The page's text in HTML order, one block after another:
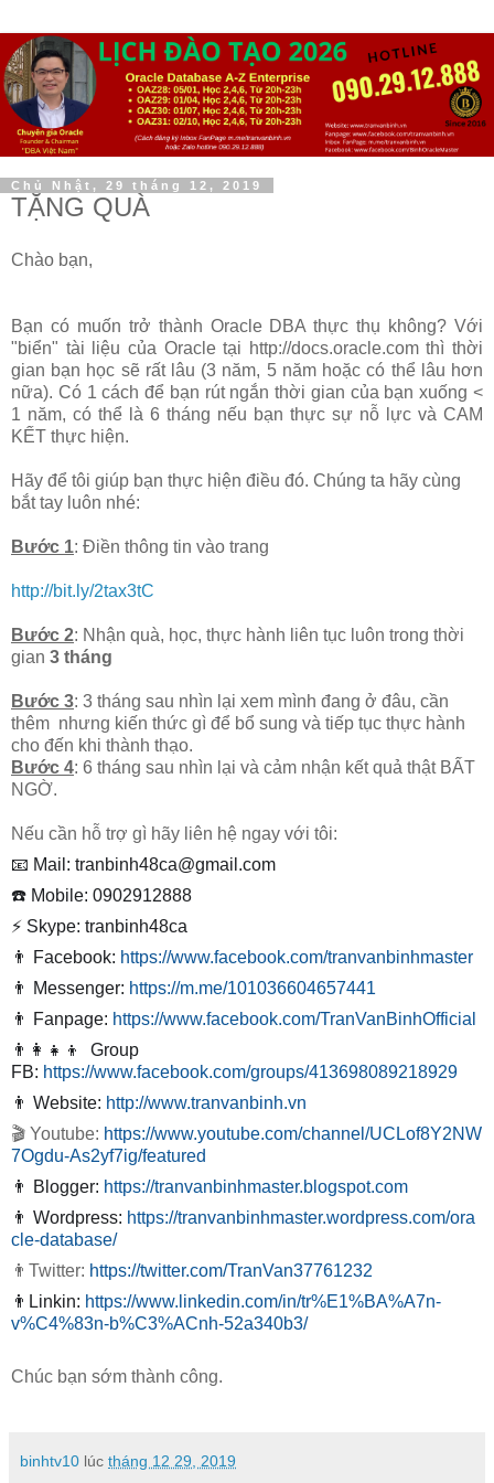
Chủ Nhật, 29 tháng 12, 2019
TẶNG QUÀ
Chào bạn,
Bạn có muốn trở thành Oracle DBA thực thụ không? Với
"biển" tài liệu của Oracle tại http://docs.oracle.com thì thời
gian bạn học sẽ rất lâu (3 năm, 5 năm hoặc có thể lâu hơn
nữa). Có 1 cách để bạn rút ngắn thời gian của bạn xuống <
1 năm, có thể là 6 tháng nếu bạn thực sự nỗ lực và CAM
KẾT thực hiện.
Hãy để tôi giúp bạn thực hiện điều đó. Chúng ta hãy cùng
bắt tay luôn nhé:
Bước 1: Điền thông tin vào trang
http://bit.ly/2tax3tC
Bước 2: Nhận quà, học, thực hành liên tục luôn trong thời
gian 3 tháng
Bước 3: 3 tháng sau nhìn lại xem mình đang ở đâu, cần
thêm nhưng kiến thức gì để bổ sung và tiếp tục thực hành
cho đến khi thành thạo.
Bước 4: 6 tháng sau nhìn lại và cảm nhận kết quả thật BẤT
NGỜ.
Nếu cần hỗ trợ gì hãy liên hệ ngay với tôi:
📧 Mail: tranbinh48ca@gmail.com
☎️ Mobile: 0902912888
⚡️ Skype: tranbinh48ca
👨‍
Facebook: https://www.facebook.com/tranvanbinhmaster
👨‍
Messenger: https://m.me/101036604657441
👨
Fanpage: https://www.facebook.com/TranVanBinhOfficial
👨‍👩‍👧‍👦
Group
FB: https://www.facebook.com/groups/413698089218929
👨 Website: http://www.tranvanbinh.vn
🎬 Youtube: https://www.youtube.com/channel/UCLof8Y2NW
7Ogdu-As2yf7ig/featured
👨
Blogger: https://tranvanbinhmaster.blogspot.com
👨 Wordpress: https://tranvanbinhmaster.wordpress.com/ora
cle-database/
👨‍Twitter: https://twitter.com/TranVan37761232
👨‍ Linkin: https://www.linkedin.com/in/tr%E1%BA%A7n-
v%C4%83n-b%C3%ACnh-52a340b3/
Chúc bạn sớm thành công.
binhtv10 lúc tháng 12 29, 2019